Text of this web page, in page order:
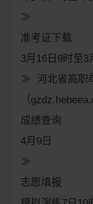
≫
准考证下载
3月16日9时至3
≫ 河北省高职
（
成绩查询
4月9日
≫
志愿填报